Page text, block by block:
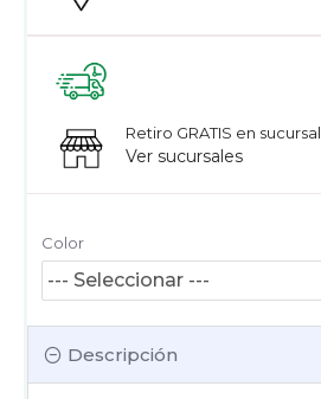
Color
Descripción
Retiro GRATIS en sucursal
Ver sucursales